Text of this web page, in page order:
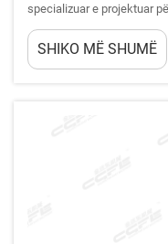
specializuar e projektuar
(PVC) në grana uniforme,
pajisje thelbësore lidh
SHIKO MË SHUMË